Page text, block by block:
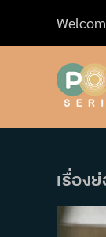
content
เรื่อง